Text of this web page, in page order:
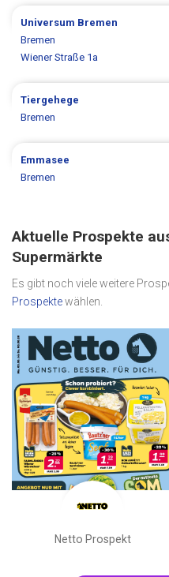
Universum Bremen
Bremen
Wiener Straße 1a
Tiergehege
Bremen
Emmasee
Bremen
Aktuelle Prospekte
Supermärkte
Es gibt noch viele weitere
Prospektewählen.
Netto Prospekt